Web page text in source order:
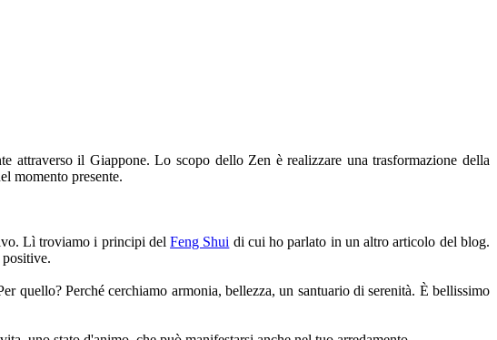
il Giappone. Lo scopo dello Zen è realizzare una trasformazione della
momento presente.
Lì troviamo i principi delFeng Shui di cui ho parlato in un altro articolo del blog.
quello? Perché cerchiamo armonia, bellezza, un santuario di serenità. È bellissimo